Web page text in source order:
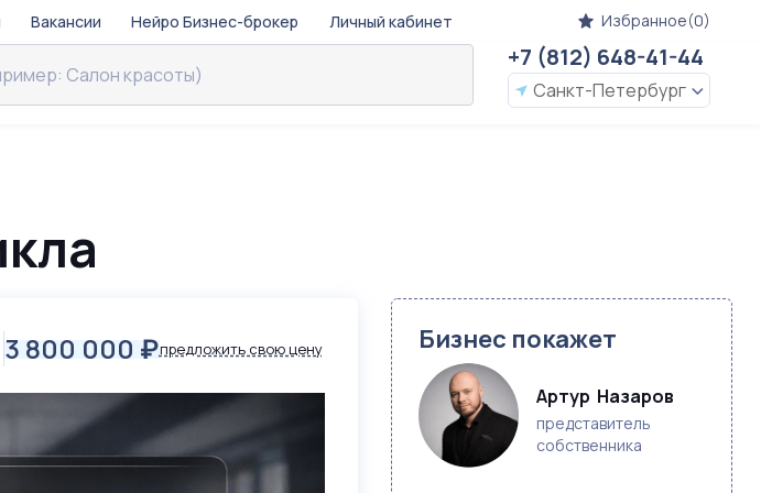
Вакансии Нейро Бизнес-брокер Личный кабинет Избранное(0)
+7 (812) 648-41-44
Санкт-Петербург
3 800 000 ₽предложить свою цену Бизнес покажет
Артур  Назаров
представитель
собственника